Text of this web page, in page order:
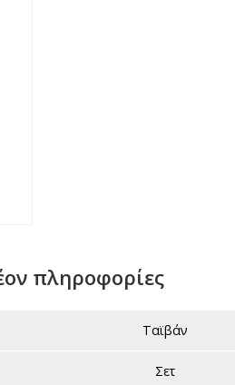
πληροφορίες
Ταϊβάν
Σετ